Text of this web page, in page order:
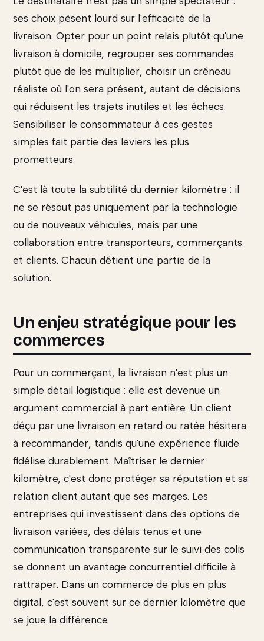
ses choix pèsent lourd sur l'efficacité de la
livraison. Opter pour un point relais plutôt qu'une
livraison à domicile, regrouper ses commandes
plutôt que de les multiplier, choisir un créneau
réaliste où l'on sera présent, autant de décisions
qui réduisent les trajets inutiles et les échecs.
Sensibiliser le consommateur à ces gestes
simples fait partie des leviers les plus
prometteurs.
C'est là toute la subtilité du dernier kilomètre : il
ne se résout pas uniquement par la technologie
ou de nouveaux véhicules, mais par une
collaboration entre transporteurs, commerçants
et clients. Chacun détient une partie de la
solution.
Un enjeu stratégique pour les
commerces
Pour un commerçant, la livraison n'est plus un
simple détail logistique : elle est devenue un
argument commercial à part entière. Un client
déçu par une livraison en retard ou ratée hésitera
à recommander, tandis qu'une expérience fluide
fidélise durablement. Maîtriser le dernier
kilomètre, c'est donc protéger sa réputation et sa
relation client autant que ses marges. Les
entreprises qui investissent dans des options de
livraison variées, des délais tenus et une
communication transparente sur le suivi des colis
se donnent un avantage concurrentiel difficile à
rattraper. Dans un commerce de plus en plus
digital, c'est souvent sur ce dernier kilomètre que
se joue la différence.